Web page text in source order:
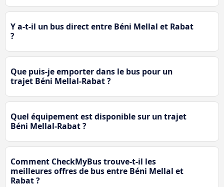
Y a-t-il un bus direct entre Béni Mellal et Rabat
?
Que puis-je emporter dans le bus pour un
trajet Béni Mellal-Rabat ?
Quel équipement est disponible sur un trajet
Béni Mellal-Rabat ?
Comment CheckMyBus trouve-t-il les
meilleures offres de bus entre Béni Mellal et
Rabat ?